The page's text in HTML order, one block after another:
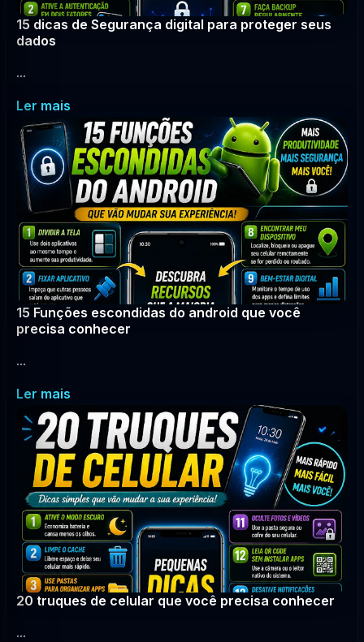
15 dicas de Segurança digital para proteger seus
dados
...
Ler mais
15 Funções escondidas do android que você
precisa conhecer
...
Ler mais
20 truques de celular que você precisa conhecer
...